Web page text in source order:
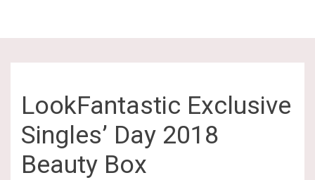
LookFantastic Exclusive
Singles’ Day 2018
Beauty Box